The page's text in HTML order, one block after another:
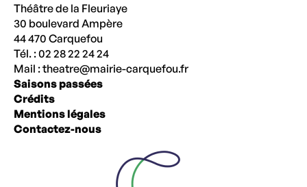
Théâtre de la Fleuriaye
30 boulevard Ampère
44 470 Carquefou
Tél. : 02 28 22 24 24
Mail :theatre@mairie-carquefou.fr
Saisons passées
Crédits
Mentions légales
Contactez-nous